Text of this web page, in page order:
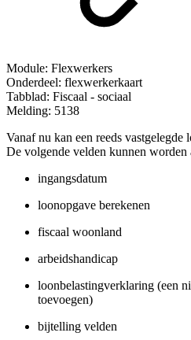
Module: Flexwerkers
Onderdeel: flexwerkerkaart
Tabblad: Fiscaal - sociaal
Melding: 5138
Vanaf nu kan een reeds
De volgende velden kunnen worden
ingangsdatum
loonopgave berekenen
fiscaal woonland
arbeidshandicap
loonbelastingverklaring (een
toevoegen)
bijtelling velden